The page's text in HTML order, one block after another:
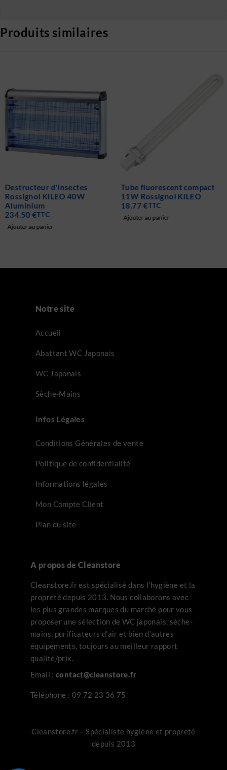
Produits similaires
Destructeur d'insectes
Rossignol KILEO 40W
Aluminium
234.50 €TTC
Ajouter au panier
Tube fluorescent compact
11W Rossignol KILEO
18.77 €TTC
Ajouter au panier
Notre site
Accueil
Abattant WC Japonais
WC Japonais
Sèche-Mains
Infos Légales
Conditions Générales de vente
Politique de confidentialité
Informations légales
Mon Compte Client
Plan du site
A propos de Cleanstore
Cleanstore.fr est spécialisé dans l’hygiène et la
propreté depuis 2013. Nous collaborons avec
les plus grandes marques du marché pour vous
proposer une sélection de WC japonais, sèche-
mains, purificateurs d’air et bien d’autres
équipements, toujours au meilleur rapport
qualité/prix.
Email : contact@cleanstore.fr
Téléphone : 09 72 23 36 75
Cleanstore.fr – Spécialiste hygiène et propreté
depuis 2013